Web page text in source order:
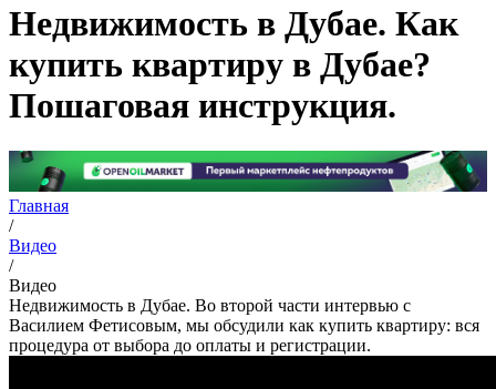
Недвижимость в Дубае. Как
купить квартиру в Дубае?
Пошаговая инструкция.
Главная
/
Видео
/
Видео
Недвижимость в Дубае. Во второй части интервью с
Василием Фетисовым, мы обсудили как купить квартиру: вся
процедура от выбора до оплаты и регистрации.